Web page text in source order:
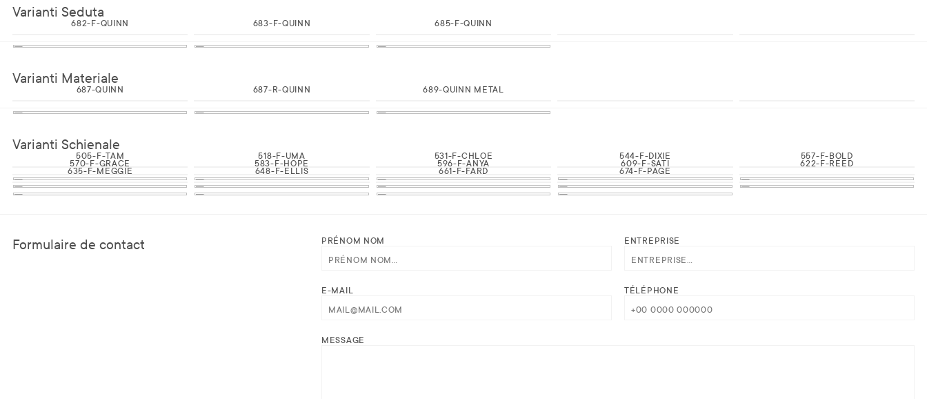
Varianti Seduta
682-F-QUINN 683-F-QUINN 685-F-QUINN
Varianti Materiale
687-QUINN 687-R-QUINN 689-QUINN METAL
Varianti Schienale
505-F-TAM 518-F-UMA 531-F-CHLOE 544-F-DIXIE 557-F-BOLD
570-F-GRACE 583-F-HOPE 596-F-ANYA 609-F-SATI 622-F-REED
635-F-MEGGIE 648-F-ELLIS 661-F-FARD 674-F-PAGE
Formulaire de contact PRÉNOM NOM ENTREPRISE
E-MAIL TÉLÉPHONE
MESSAGE